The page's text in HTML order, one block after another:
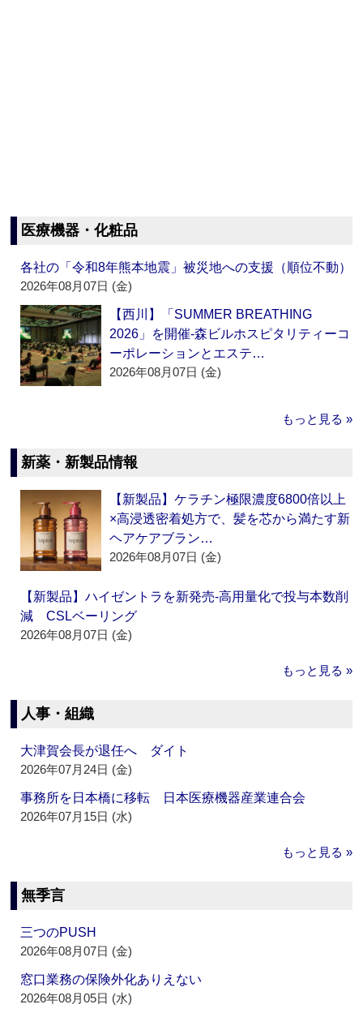
医療機器・化粧品
各社の「令和8年熊本地震」被災地への支援（順位不動）
2026年08月07日 (金)
【西川】「SUMMER BREATHING
2026」を開催‐森ビルホスピタリティーコ
ーポレーションとエステ…
2026年08月07日 (金)
もっと見る »
新薬・新製品情報
【新製品】ケラチン極限濃度6800倍以上
×高浸透密着処方で、髪を芯から満たす新
ヘアケアブラン…
2026年08月07日 (金)
【新製品】ハイゼントラを新発売‐高用量化で投与本数削
減 CSLベーリング
2026年08月07日 (金)
もっと見る »
人事・組織
大津賀会長が退任へ ダイト
2026年07月24日 (金)
事務所を日本橋に移転 日本医療機器産業連合会
2026年07月15日 (水)
もっと見る »
無季言
三つのPUSH
2026年08月07日 (金)
窓口業務の保険外化ありえない
2026年08月05日 (水)